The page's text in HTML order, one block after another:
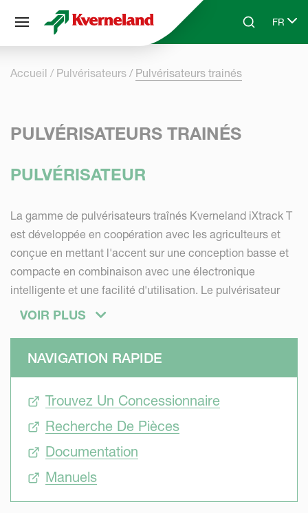
Skip to main contentSearchFR
Select
Accueil Pulvérisateurs Pulvérisateurs trainés
PULVÉRISATEURS TRAINÉS
PULVÉRISATEUR
La gamme de pulvérisateurs traînés Kverneland iXtrack T
est développée en coopération avec les agriculteurs et
conçue en mettant l'accent sur une conception basse et
compacte en combinaison avec une électronique
intelligente et une facilité d'utilisation. Le pulvérisateur
iXtrack T répond aux exigences des agriculteurs qui
et ses caractéristiques de haute technologie.
VOIR PLUS
NAVIGATION RAPIDE
Trouvez Un Concessionnaire
Recherche De Pièces
Documentation
Manuels
Panneau de gestion des cookies